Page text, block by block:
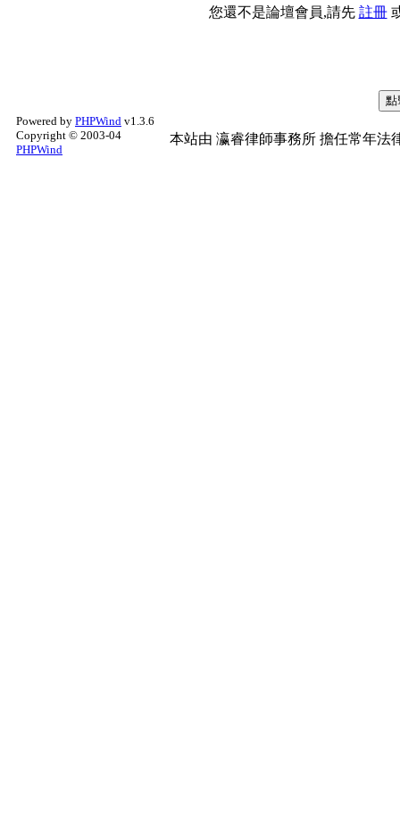
您還不是論壇會員,請先 註冊
Powered by PHPWind v1.3.6
Copyright © 2003-04
PHPWind
本站由 瀛睿律師事務所 擔任常年法